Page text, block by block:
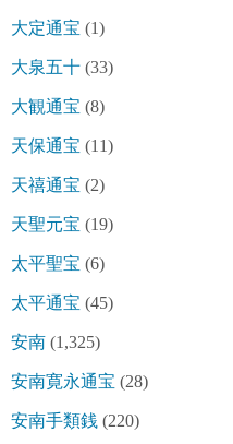
大定通宝 (1)
大泉五十 (33)
大観通宝 (8)
天保通宝 (11)
天禧通宝 (2)
天聖元宝 (19)
太平聖宝 (6)
太平通宝 (45)
安南 (1,325)
安南寛永通宝 (28)
安南手類銭 (220)